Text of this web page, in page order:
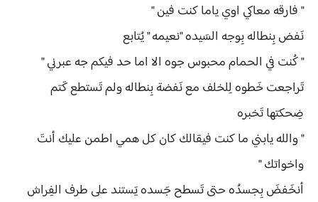
" فارقه معاكي اوي ياما كنت فين "
نَفض بِنطاله بِوجه السَيده "نعيمه " يُتابع
" كُنت في الحمام محبوس جوه الا اما حد فيكم جه عبرني "
تَراجعت خَطوه لِلخلف مع نَفضة بِنطاله ولم تَستطع كَتم
ضِحكتها تَخبره
" والله يابني ما كنت فيقالك كان كل همي اطمن عليك أنتَ
واخواتك "
أنخَفضَ بِجسدُه حتى تَسطح جَسده يَستند على طرف الفِراش